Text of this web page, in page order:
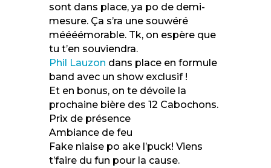
sont dans place, ya po de demi-
mesure. Ça s’ra une souwéré
méééémorable. Tk, on espère que
tu t’en souviendra.
Phil Lauzon dans place en formule
band avec un show exclusif !
Et en bonus, on te dévoile la
prochaine bière des 12 Cabochons.
Prix de présence
Ambiance de feu
Fake niaise po ake l’puck! Viens
t’faire du fun pour la cause.